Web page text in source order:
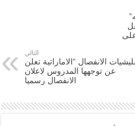
تقل
التالي
الانفصال “الاماراتية تعلن
عن توجهها المدروس لاعلان
الانفصال رسميا